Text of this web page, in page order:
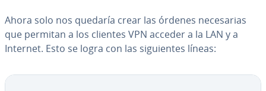
Ahora solo nos quedaría crear las órdenes ne­ce­sa­rias
que permitan a los clientes VPN acceder a la LAN y a
Internet. Esto se logra con las si­guie­n­tes líneas: